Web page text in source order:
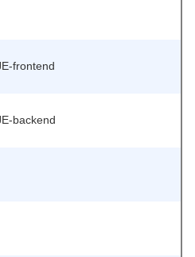
frontend
backend